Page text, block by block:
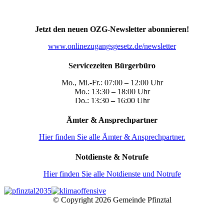
Jetzt den neuen OZG-Newsletter abonnieren!
www.onlinezugangsgesetz.de/newsletter
Servicezeiten Bürgerbüro
Mo., Mi.-Fr.: 07:00 – 12:00 Uhr
Mo.: 13:30 – 18:00 Uhr
Do.: 13:30 – 16:00 Uhr
Ämter & Ansprechpartner
Hier finden Sie alle Ämter & Ansprechpartner.
Notdienste & Notrufe
Hier finden Sie alle Notdienste und Notrufe
© Copyright 2026 Gemeinde Pfinztal